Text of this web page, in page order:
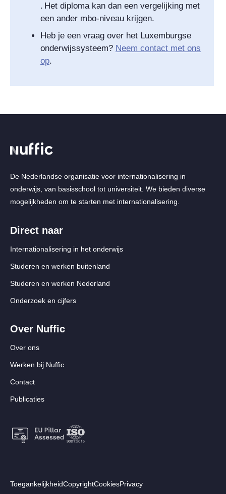
. Het diploma kan dan een vergelijking met
een ander mbo-niveau krijgen.
Heb je een vraag over het Luxemburgse
onderwijssysteem? Neem contact met ons
op.
De Nederlandse organisatie voor internationalisering in
onderwijs, van basisschool tot universiteit. We bieden diverse
mogelijkheden om te starten met internationalisering.
Direct naar
Internationalisering in het onderwijs
Studeren en werken buitenland
Studeren en werken Nederland
Onderzoek en cijfers
Over Nuffic
Over ons
Werken bij Nuffic
Contact
Publicaties
Footer:
ToegankelijkheidCopyrightCookiesPrivacy